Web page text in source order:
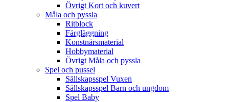
Övrigt Kort och kuvert
Måla och pyssla
Ritblock
Färgläggning
Konstnärsmaterial
Hobbymaterial
Övrigt Måla och pyssla
Spel och pussel
Sällskapsspel Vuxen
Sällskapsspel Barn och ungdom
Spel Baby